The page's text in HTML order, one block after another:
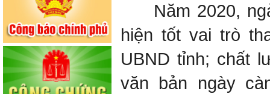
Năm 2020,
hiện tốt vai trò
UBND tỉnh; chất
văn bản ngày